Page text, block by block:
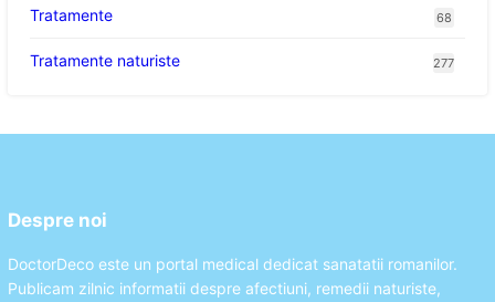
Tratamente 68
Tratamente naturiste 277
Despre noi
DoctorDeco este un portal medical dedicat sanatatii romanilor.
Publicam zilnic informatii despre afectiuni, remedii naturiste,